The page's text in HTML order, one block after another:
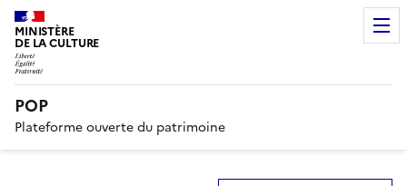
MINISTÈRE
DE LA CULTURE
POP
Plateforme ouverte du patrimoine